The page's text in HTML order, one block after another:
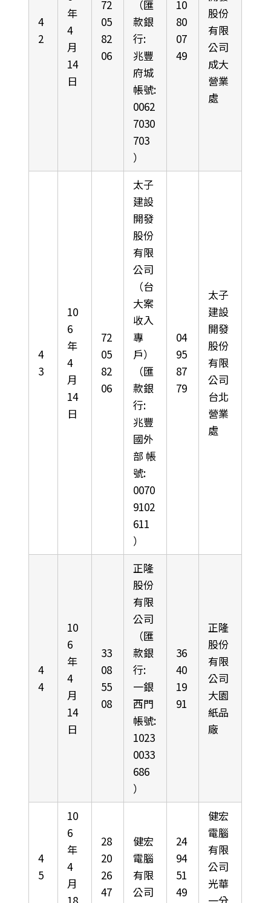
4
2
年
4
月
14
日
72
05
82
06
（匯
款銀
行:
兆豐
府城
帳號:
0062
7030
703
）
10
80
07
49
股份
有限
公司
成大
營業
處
4
3
10
6
年
4
月
14
日
72
05
82
06
太子
建設
開發
股份
有限
公司
（台
大案
收入
專
戶）
（匯
款銀
行:
兆豐
國外
部 帳
號:
0070
9102
611
）
04
95
87
79
太子
建設
開發
股份
有限
公司
台北
營業
處
4
4
10
6
年
4
月
14
日
33
08
55
08
正隆
股份
有限
公司
（匯
款銀
行:
一銀
西門
帳號:
1023
0033
686
）
36
40
19
91
正隆
股份
有限
公司
大園
紙品
廠
4
5
10
6
年
4
月
28
20
26
47
健宏
電腦
有限
公司
24
94
51
49
健宏
電腦
有限
公司
光華